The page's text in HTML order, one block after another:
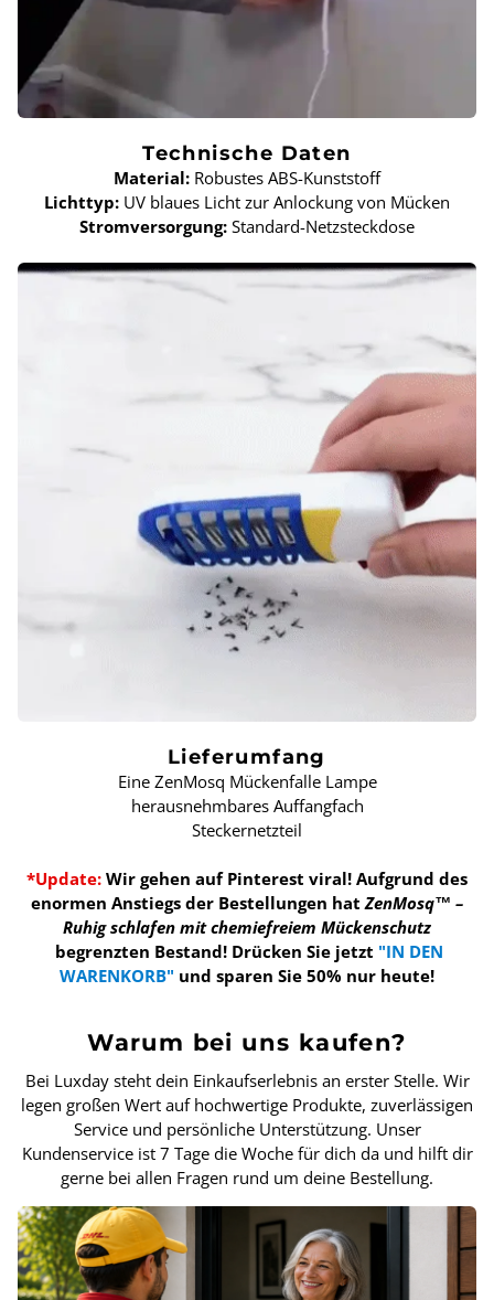
Technische Daten
Material: Robustes ABS-Kunststoff
Lichttyp: UV blaues Licht zur Anlockung von Mücken
Stromversorgung: Standard-Netzsteckdose
Lieferumfang
Eine ZenMosq Mückenfalle Lampe
herausnehmbares Auffangfach
Steckernetzteil
*Update: Wir gehen auf Pinterest viral! Aufgrund des
enormen Anstiegs der Bestellungen hatZenMosq™ –
Ruhig schlafen mit chemiefreiem Mückenschutz
begrenzten Bestand! Drücken Sie jetzt "IN DEN
WARENKORB" und sparen Sie 50% nur heute!
Warum bei uns kaufen?
Bei Luxday steht dein Einkaufserlebnis an erster Stelle. Wir
legen großen Wert auf hochwertige Produkte, zuverlässigen
Service und persönliche Unterstützung. Unser
Kundenservice ist 7 Tage die Woche für dich da und hilft dir
gerne bei allen Fragen rund um deine Bestellung.